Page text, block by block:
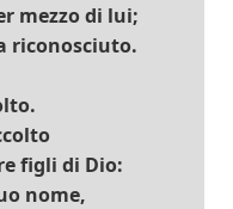
mezzo di lui;
riconosciuto.
figli di Dio:
nome,